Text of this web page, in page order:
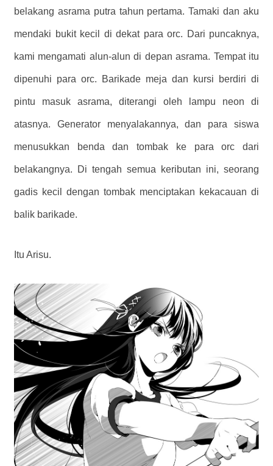
belakang asrama putra tahun pertama. Tamaki dan aku
mendaki bukit kecil di dekat para orc. Dari puncaknya,
kami mengamati alun-alun di depan asrama. Tempat itu
dipenuhi para orc. Barikade meja dan kursi berdiri di
pintu masuk asrama, diterangi oleh lampu neon di
atasnya. Generator menyalakannya, dan para siswa
menusukkan benda dan tombak ke para orc dari
belakangnya. Di tengah semua keributan ini, seorang
gadis kecil dengan tombak menciptakan kekacauan di
balik barikade.
Itu Arisu.